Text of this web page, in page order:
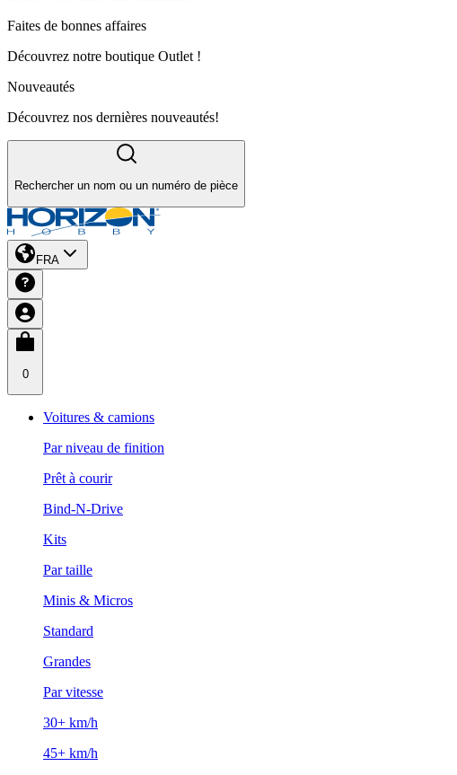
Faites de bonnes affaires
Découvrez notre boutique Outlet !
Nouveautés
Découvrez nos dernières nouveautés!
Rechercher un nom ou un numéro de pièce
FRA
0
Voitures & camions
Par niveau de finition
Prêt à courir
Bind-N-Drive
Kits
Par taille
Minis & Micros
Standard
Grandes
Par vitesse
30+ km/h
45+ km/h